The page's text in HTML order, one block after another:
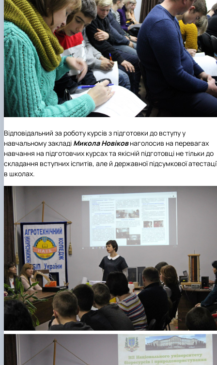
Відповідальний за роботу курсів з підготовки до вступу у
навчальному закладі Микола Новіковнаголосив на перевагах
навчання на підготовчих курсах та якісній підготовці не тільки до
складання вступних іспитів, але й державної підсумкової
в школах.